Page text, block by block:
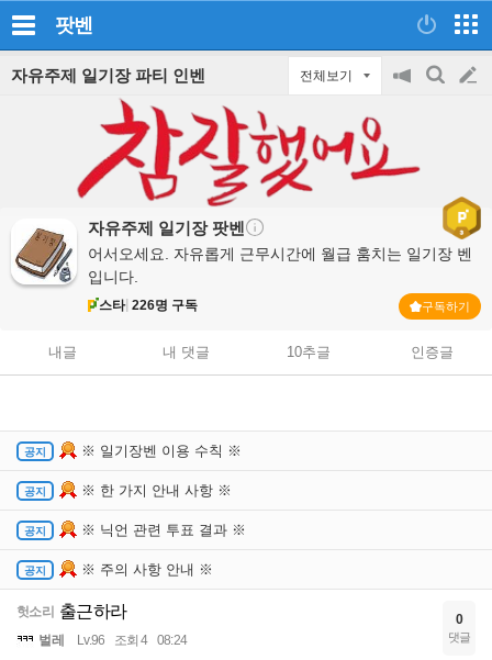
팟벤
자유주제 일기장 파티 인벤 전체보기
자유주제 일기장팟벤
스타 226명 구독
어서오세요. 자유롭게 근무시간에 월급 훔치는 일기장 벤
입니다.
구독하기
내글 내 댓글 10추글 인증글
※ 일기장벤 이용 수칙 ※
※ 한 가지 안내 사항 ※
※ 닉언 관련 투표 결과 ※
※ 주의 사항 안내 ※
헛소리 출근하라
벌레 Lv.96 조회 4 08:24
0
댓글